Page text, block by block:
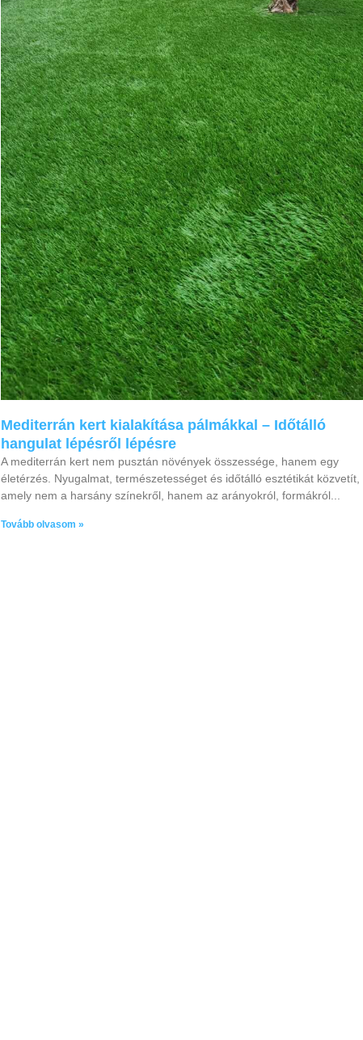
Mediterrán kert kialakítása pálmákkal – Időtálló
hangulat lépésről lépésre
A mediterrán kert nem pusztán növények összessége, hanem egy
életérzés. Nyugalmat, természetességet és időtálló esztétikát közvetít,
amely nem a harsány színekről, hanem az arányokról, formákról
Tovább olvasom »